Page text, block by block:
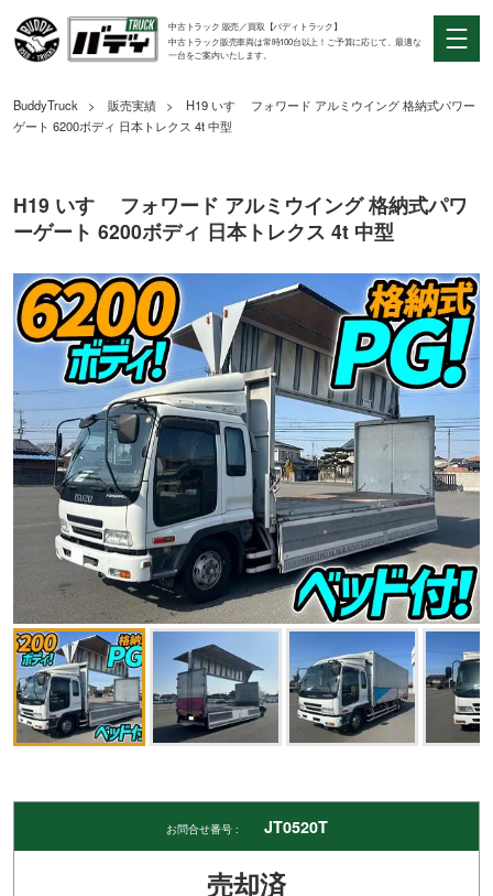
中古トラック 販売／買取【バディトラック】
中古トラック販売車両は常時100台以上！ご予算に応じて、最適な
一台をご案内いたします。
BuddyTruck 販売実績
H19 いすゞ フォワード アルミウイング 格納式パワー
ゲート 6200ボディ 日本トレクス 4t 中型
H19 いすゞ フォワード アルミウイング 格納式パワ
ーゲート 6200ボディ 日本トレクス 4t 中型
お問合せ番号 : JT0520T
売却済